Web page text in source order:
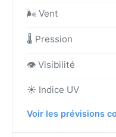
🌬️ Vent
🌡️ Pression
👁️ Visibilité
☀️ Indice UV
Voir les prévisions